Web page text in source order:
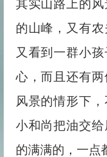
其实山路上的
的山峰，又有
又看到一群小
心，而且还有
风景的情形下
小和尚把油交
的满满的，一点